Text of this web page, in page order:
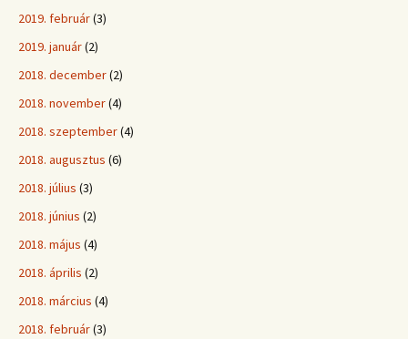
2019. február(3)
2019. január(2)
2018. december(2)
2018. november(4)
2018. szeptember(4)
2018. augusztus (6)
2018. július (3)
2018. június (2)
2018. május (4)
2018. április (2)
2018. március (4)
2018. február(3)